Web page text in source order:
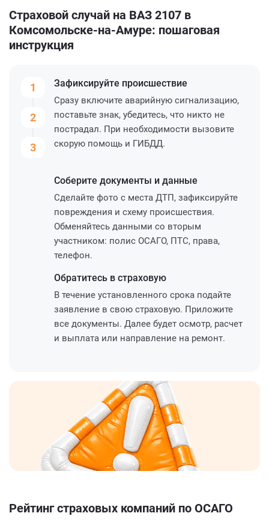
Страховой случай на ВАЗ 2107 в
Комсомольске-на-Амуре: пошаговая
инструкция
1
2
3
Зафиксируйте происшествие
Сразу включите аварийную сигнализацию,
поставьте знак, убедитесь, что никто не
пострадал. При необходимости вызовите
скорую помощь и ГИБДД.
Соберите документы и данные
Сделайте фото с места ДТП, зафиксируйте
повреждения и схему происшествия.
Обменяйтесь данными со вторым
участником: полис ОСАГО, ПТС, права,
телефон.
Обратитесь в страховую
В течение установленного срока подайте
заявление в свою страховую. Приложите
все документы. Далее будет осмотр, расчет
и выплата или направление на ремонт.
Рейтинг страховых компаний по ОСАГО